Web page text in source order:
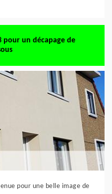
pour un décapage de
pour une belle image de